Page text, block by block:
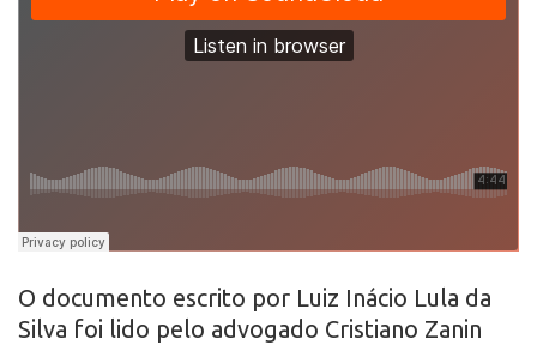
O documento escrito por Luiz Inácio Lula da
Silva foi lido pelo advogado Cristiano Zanin